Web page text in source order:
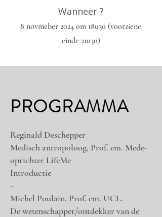
Wanneer ?
8 novmeber 2024 om 18u30 (voorziene
einde 21u30)
PROGRAMMA
Reginald Deschepper
Medisch antropoloog, Prof. em. Mede-
oprichter LifeMe
Introductie
​-
Michel Poulain, Prof. em. UCL.
De wetenschapper/ontdekker van de